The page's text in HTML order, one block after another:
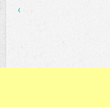
‹